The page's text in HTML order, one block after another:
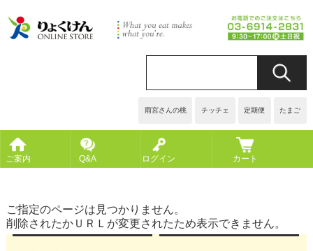
雨宮さんの桃 チッチェ 定期便 たまご
ご案内 Q&A ログイン カート
ご指定のページは見つかりません。
削除されたかＵＲＬが変更されたため表示できません。